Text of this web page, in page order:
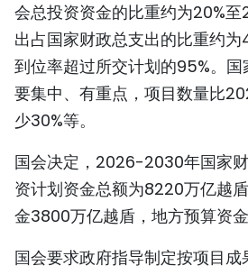
ENGLISH
FRANÇAIS
РУССКИЙ
会总投资资金的比重约为20%
出占国家财政总支出的比重约
到位率超过所交计划的95%。
要集中、有重点，项目数量比
少30%等。
国会决定，2026-2030年国家
资计划资金总额为8220万亿越
金3800万亿越盾，地方预算资
国会要求政府指导制定按项目